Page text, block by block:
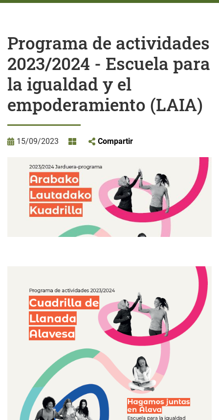
Programa de actividades
2023/2024 - Escuela para
la igualdad y el
empoderamiento (LAIA)
15/09/2023 Compartir